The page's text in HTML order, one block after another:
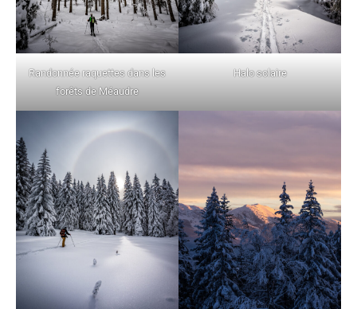
Randonnée raquettes dans les
forêts de Méaudre
Halo solaire